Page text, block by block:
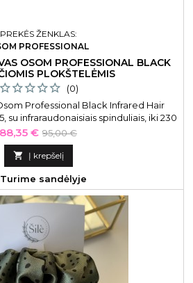
PREKĖS ŽENKLAS:
PROFESSIONAL
OSOM PROFESSIONAL BLACK
PLOKŠTELĖMIS
(0)
Professional Black Infrared Hair
su infraraudonaisiais spinduliais, iki 230
plačiomis plokštelėmis
Kaina
88,35 € Bazinė
kaina
95,00 €
 Į krepšelį
Turime sandėlyje